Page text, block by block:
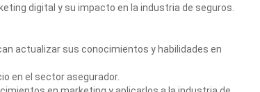
digital y su impacto en la industria de seguros.
actualizar sus conocimientos y habilidades en
en el sector asegurador.